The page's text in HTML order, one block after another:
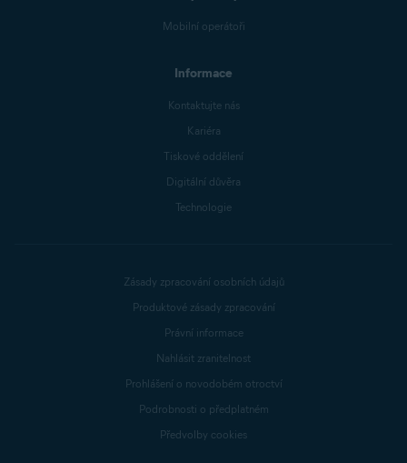
Mobilní operátoři
Informace
Kontaktujte nás
Kariéra
Tiskové oddělení
Digitální důvěra
Technologie
Zásady zpracování osobních údajů
Produktové zásady zpracování
Právní informace
Nahlásit zranitelnost
Prohlášení o novodobém otroctví
Podrobnosti o předplatném
Předvolby cookies